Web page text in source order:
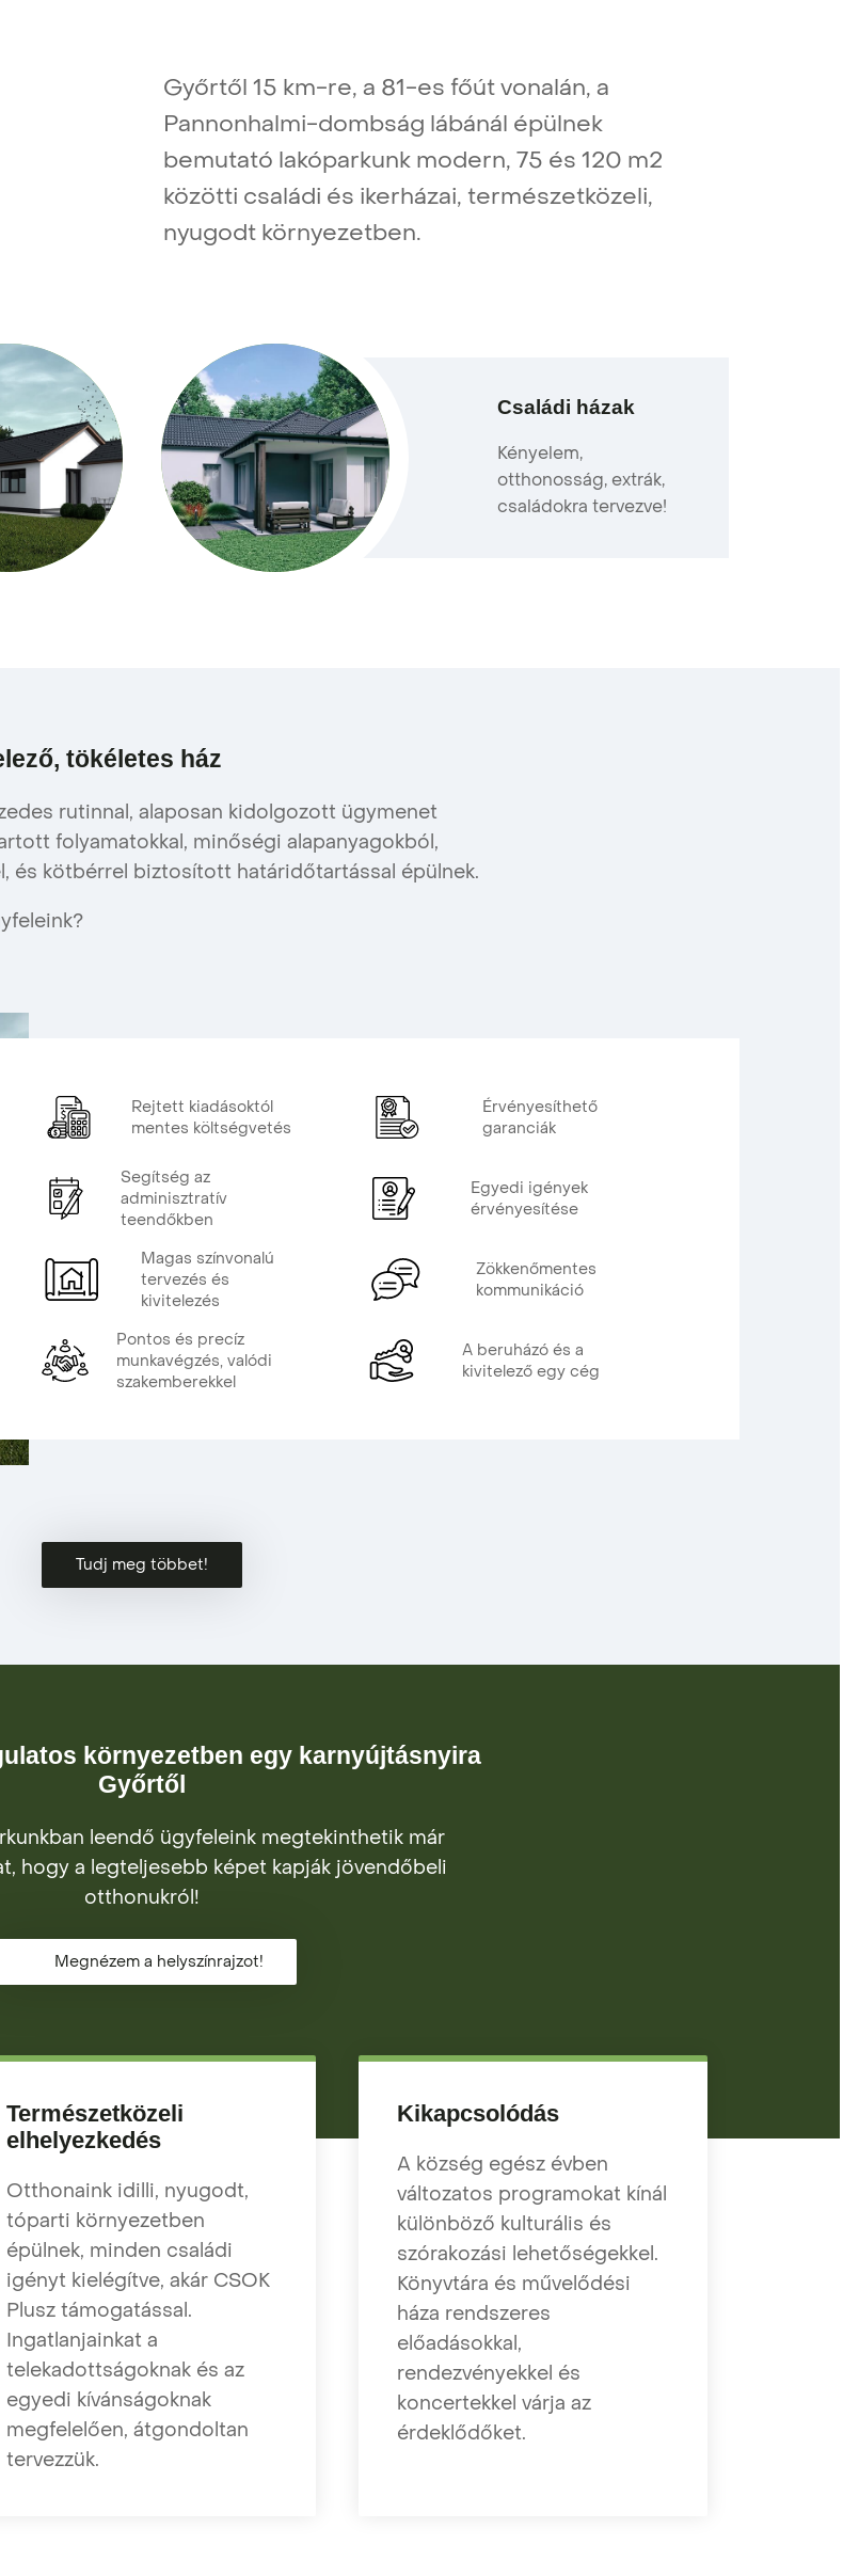
Győrtől 15 km-re, a 81-es főút vonalán, a
Pannonhalmi-dombság lábánál épülnek
bemutató lakóparkunk modern, 75 és 120 m2
közötti családi és ikerházai, természetközeli,
nyugodt környezetben.
Családi házak
Kényelem,
otthonosság, extrák,
családokra tervezve!
tökéletes ház
rutinnal, alaposan kidolgozott ügymenet
folyamatokkal, minőségi alapanyagokból,
és kötbérrel biztosított határidőtartással épülnek.
Rejtett kiadásoktól
mentes költségvetés
Segítség az
adminisztratív
teendőkben
Magas színvonalú
tervezés és
kivitelezés
Pontos és precíz
munkavégzés, valódi
szakemberekkel
Érvényesíthető
garanciák
Egyedi igények
érvényesítése
Zökkenőmentes
kommunikáció
A beruházó és a
kivitelező egy cég
Tudj meg többet!
környezetben egy karnyújtásnyira
Győrtől
leendő ügyfeleink megtekinthetik már
hogy a legteljesebb képet kapják jövendőbeli
otthonukról!
Megnézem a helyszínrajzot!
Természetközeli
elhelyezkedés
Otthonaink idilli, nyugodt,
tóparti környezetben
épülnek, minden családi
igényt kielégítve, akár CSOK
Plusz támogatással.
Ingatlanjainkat a
telekadottságoknak és az
egyedi kívánságoknak
megfelelően, átgondoltan
tervezzük.
Kikapcsolódás
A község egész évben
változatos programokat kínál
különböző kulturális és
szórakozási lehetőségekkel.
Könyvtára és művelődési
háza rendszeres
előadásokkal,
rendezvényekkel és
koncertekkel várja az
érdeklődőket.